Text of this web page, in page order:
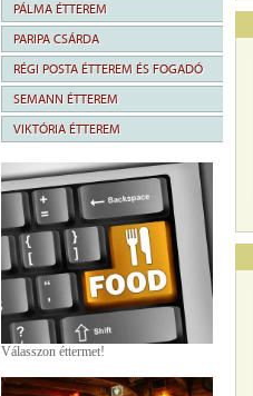
PÁLMA ÉTTEREM
PARIPA CSÁRDA
RÉGI POSTA ÉTTEREM ÉS FOGADÓ
SEMANN ÉTTEREM
VIKTÓRIA ÉTTEREM
Válasszon éttermet!